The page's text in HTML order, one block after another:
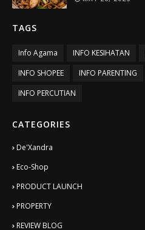
TAGS
Info Agama INFO KESIHATAN
INFO SHOPEE
INFO PARENTING
INFO PERCUTIAN
CATEGORIES
De'Xandra
Eco-Shop
PRODUCT LAUNCH
PROPERTY
REVIEW BLOG